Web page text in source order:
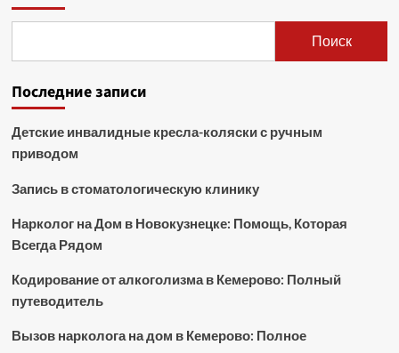
Поиск
Последние записи
Детские инвалидные кресла-коляски с ручным
приводом
Запись в стоматологическую клинику
Нарколог на Дом в Новокузнецке: Помощь, Которая
Всегда Рядом
Кодирование от алкоголизма в Кемерово: Полный
путеводитель
Вызов нарколога на дом в Кемерово: Полное